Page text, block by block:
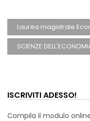
Laurea magistrale
SCIENZE
ISCRIVITI ADESSO!
Compila il modulo